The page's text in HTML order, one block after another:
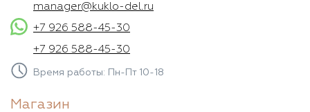
manager@kuklo-del.ru
+7 926 588-45-30
+7 926 588-45-30
Время работы: Пн-Пт 10-18
Магазин